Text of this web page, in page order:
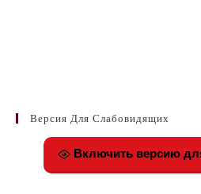
Версия Для Слабовидящих
Включить версию